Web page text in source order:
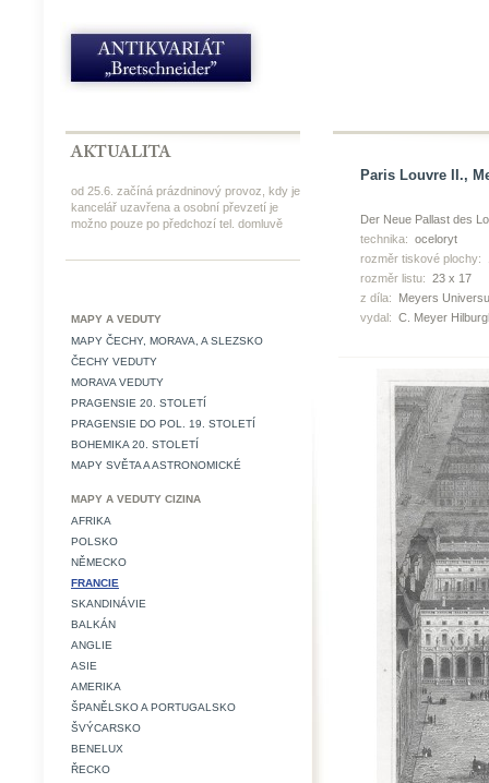
od 25.6. začíná prázdninový provoz, kdy je
kancelář uzavřena a osobní převzetí je
možno pouze po předchozí tel. domluvě
MAPY A VEDUTY
MAPY ČECHY, MORAVA, A SLEZSKO
ČECHY VEDUTY
MORAVA VEDUTY
PRAGENSIE 20. STOLETÍ
PRAGENSIE DO POL. 19. STOLETÍ
BOHEMIKA 20. STOLETÍ
MAPY SVĚTA A ASTRONOMICKÉ
MAPY A VEDUTY CIZINA
AFRIKA
POLSKO
NĚMECKO
FRANCIE
SKANDINÁVIE
BALKÁN
ANGLIE
ASIE
AMERIKA
ŠPANĚLSKO A PORTUGALSKO
ŠVÝCARSKO
BENELUX
ŘECKO
Paris Louvre II.,
Der Neue Pallast des
technika: oceloryt
rozměr tiskové plochy:
rozměr listu: 23 x 17
z díla:
Meyers
vydal: C. Meyer